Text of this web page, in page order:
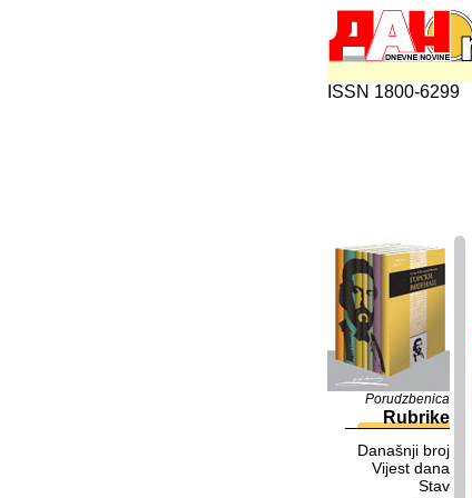
ISSN 1800-6299
Porudzbenica
Rubrike
Današnji broj
Vijest dana
Stav